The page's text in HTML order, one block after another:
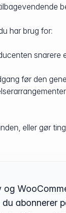
har brug for:
snarere
før den
eller gør
abonnerer